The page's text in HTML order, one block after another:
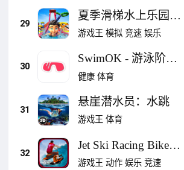
29
夏季滑梯水上乐园游
戏
游戏王 模拟 竞速 娱乐
30
SwimOK - 游泳阶段
数据分析,自学游泳爱
健康 体育
31
悬崖潜水员：水跳
游戏王 体育
32
Jet Ski Racing Bike
Race Games
游戏王 动作 娱乐 竞速